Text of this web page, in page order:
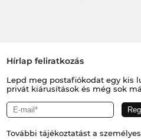
Hírlap feliratkozás
Lepd meg postafiókodat egy kis
privát kiárusítások és még sok
További tájékoztatást a